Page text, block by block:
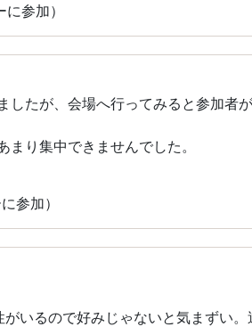
参加）
たが、会場へ行ってみると参加者
り集中できませんでした。
参加）
いるので好みじゃないと気まずい。